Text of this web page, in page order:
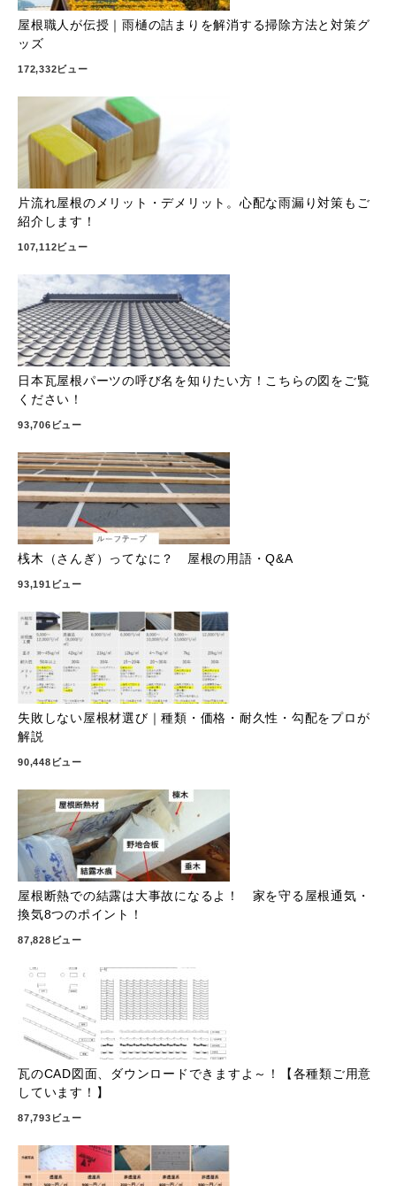
屋根職人が伝授｜雨樋の詰まりを解消する掃除方法と対策グ
ッズ
172,332ビュー
片流れ屋根のメリット・デメリット。心配な雨漏り対策もご
紹介します！
107,112ビュー
日本瓦屋根パーツの呼び名を知りたい方！こちらの図をご覧
ください！
93,706ビュー
桟木（さんぎ）ってなに？ 屋根の用語・Q&A
93,191ビュー
失敗しない屋根材選び｜種類・価格・耐久性・勾配をプロが
解説
90,448ビュー
屋根断熱での結露は大事故になるよ！ 家を守る屋根通気・
換気8つのポイント！
87,828ビュー
瓦のCAD図面、ダウンロードできますよ～！【各種類ご用意
しています！】
87,793ビュー